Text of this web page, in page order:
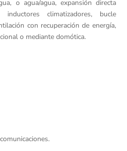
o agua/agua, expansión directa
climatizadores, bucle
con recuperación de energía,
o mediante domótica.